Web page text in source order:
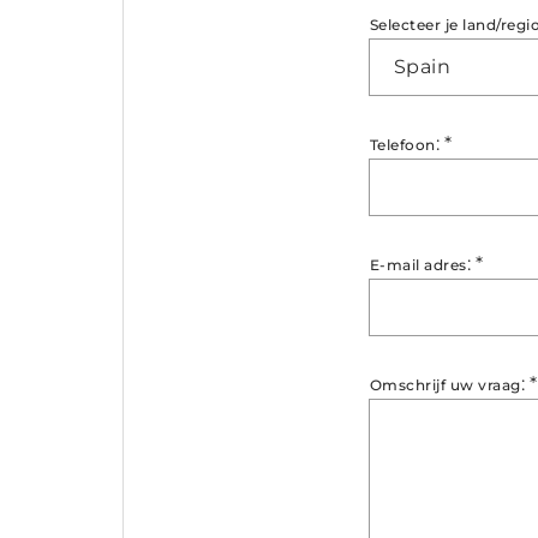
Selecteer je land/regio
Spain
Telefoon: *
E-mail adres: *
Omschrijf uw vraag: *